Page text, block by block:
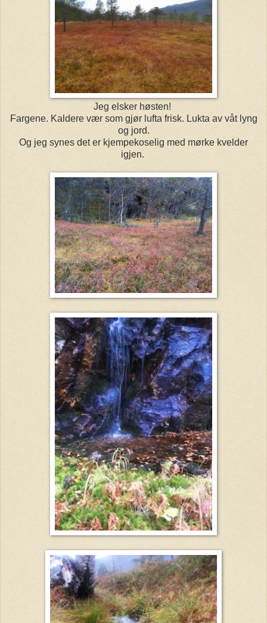
Jeg elsker høsten!
Fargene. Kaldere vær som gjør lufta frisk. Lukta av våt lyng
og jord.
Og jeg synes det er kjempekoselig med mørke kvelder
igjen.